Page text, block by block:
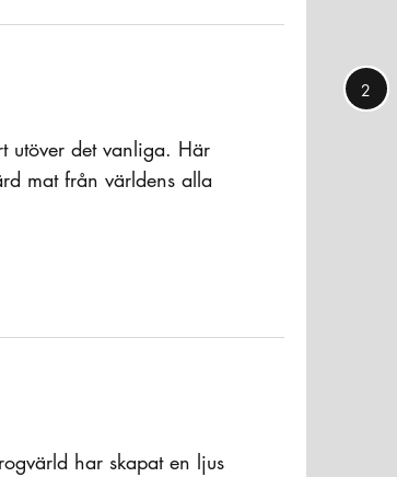
utöver det vanliga. Här
mat från världens alla
centrala Stockholms
vid ett långbord och
har skapat en ljus
2